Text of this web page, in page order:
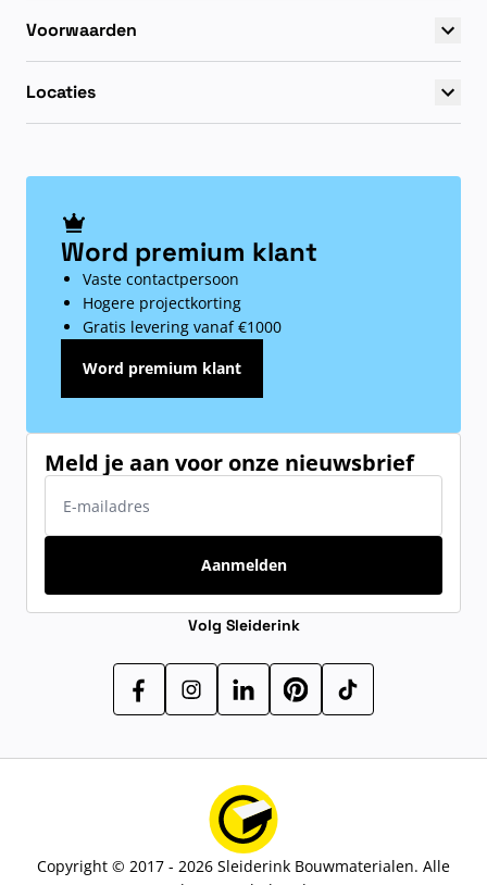
Voorwaarden
Locaties
Word premium klant
Vaste contactpersoon
Hogere projectkorting
Gratis levering vanaf €1000
Word premium klant
Meld je aan voor onze nieuwsbrief
Aanmelden
Volg Sleiderink
Copyright © 2017 - 2026 Sleiderink Bouwmaterialen. Alle